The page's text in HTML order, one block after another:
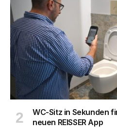
WC-Sitz in Sekunden
neuen REISSER App